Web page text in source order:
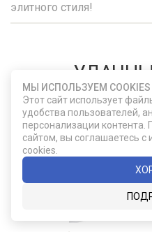
элитного стиля!
МЫ ИСПОЛЬЗУЕМ COOKIES
Этот сайт использует
удобства пользователей,
персонализации
сайтом, вы соглашаетесь
cookies.